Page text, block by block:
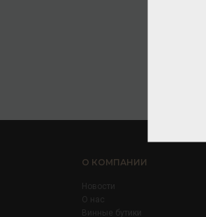
О КОМПАНИИ
Новости
О нас
Винные бутики